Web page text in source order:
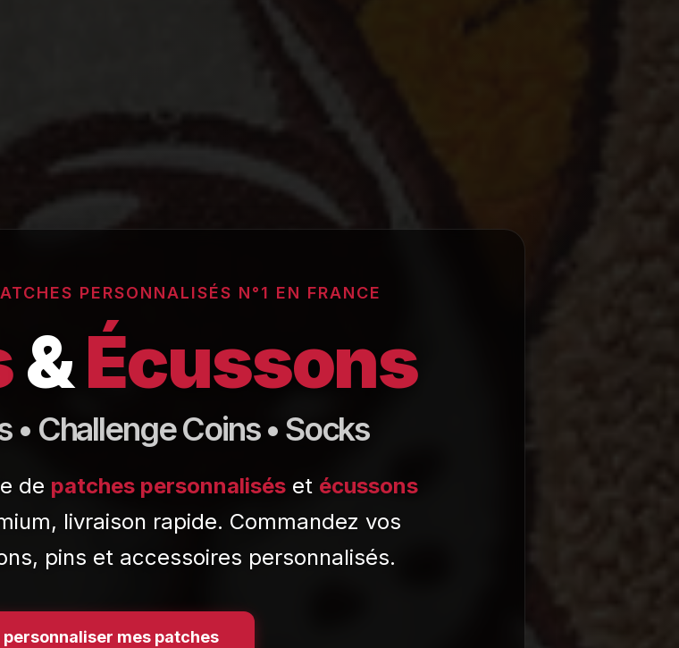
PERSONNALISÉS N°1 EN FRANCE
&Écussons
• Challenge Coins • Socks
de patches personnalisés et écussons
livraison rapide. Commandez vos
pins et accessoires personnalisés.
personnaliser mes patches